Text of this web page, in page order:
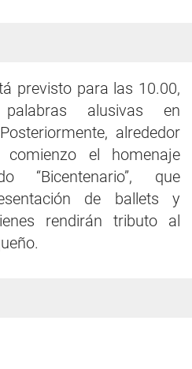
previsto para las 10.00,
alusivas en
alrededor
el homenaje
“Bicentenario”, que
de ballets y
rendirán tributo al